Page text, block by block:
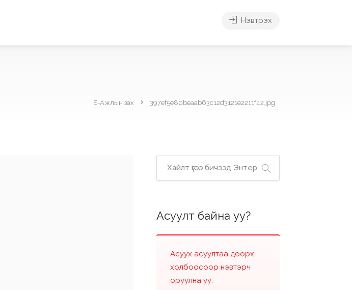
Нэвтрэх
Е-Ажлын зах 397ef5e80beaab63c12d3121e2211f42.jpg
Асуулт байна уу?
Асуух асуултаа доорх
холбоосоор нэвтэрч
оруулна уу.